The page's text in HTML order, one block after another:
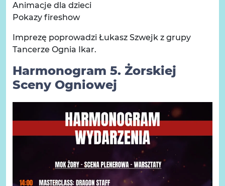
Animacje dla dzieci
Pokazy fireshow
Imprezę poprowadzi Łukasz Szwejk z grupy
Tancerze Ognia Ikar.
Harmonogram 5. Żorskiej
Sceny Ogniowej